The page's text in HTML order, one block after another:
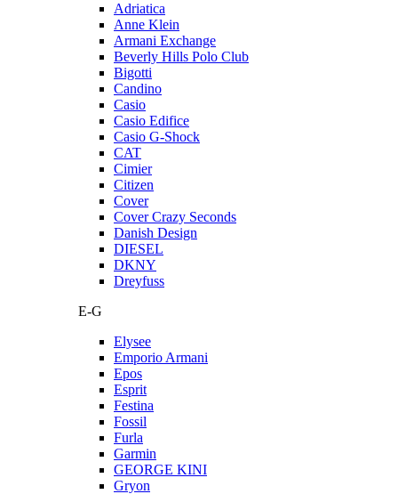
Adriatica
Anne Klein
Armani Exchange
Beverly Hills Polo Club
Bigotti
Candino
Casio
Casio Edifice
Casio G-Shock
CAT
Cimier
Citizen
Cover
Cover Crazy Seconds
Danish Design
DIESEL
DKNY
Dreyfuss
E-G
Elysee
Emporio Armani
Epos
Esprit
Festina
Fossil
Furla
Garmin
GEORGE KINI
Gryon